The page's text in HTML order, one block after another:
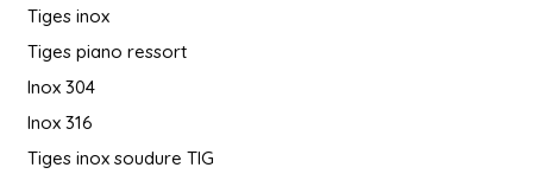
Tiges inox
Tiges piano ressort
Inox 304
Inox 316
Tiges inox soudure TIG